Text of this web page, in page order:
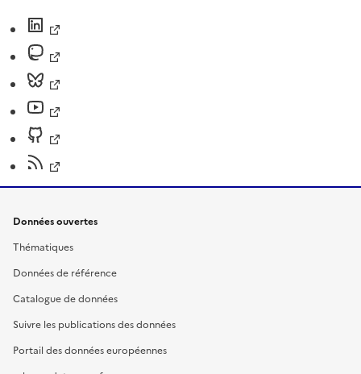
Données ouvertes
Thématiques
Données de référence
Catalogue de données
Suivre les publications des données
Portail des données européennes